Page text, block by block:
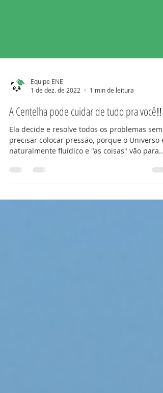
1 de dez. de 2022
1 min de leitura
A Centelha pode cuidar de tudo pra você‼️
Ela decide e resolve todos os problemas sem
naturalmente fluídico e "as coisas" vão para...